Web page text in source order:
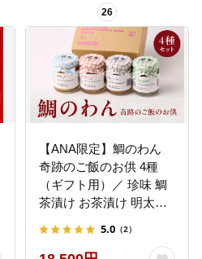
26
【ANA限定】鯛のわん
奇跡のご飯のお供 4種
（ギフト用）／ 珍味 鯛
茶漬け お茶漬け 明太子
酒の肴 おつまみ ご飯の
お供 瓶詰め 簡単 食べ比
5.0 （2）